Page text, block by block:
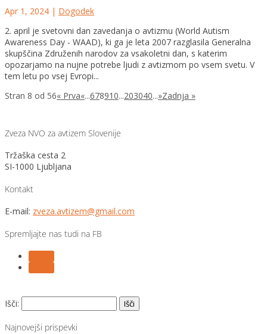
Apr 1, 2024 | Dogodek
2. april je svetovni dan zavedanja o avtizmu (World Autism
Awareness Day - WAAD), ki ga je leta 2007 razglasila Generalna
skupščina Združenih narodov za vsakoletni dan, s katerim
opozarjamo na nujne potrebe ljudi z avtizmom po vsem svetu. V
tem letu po vsej Evropi...
Stran 8 od 56« Prva«...678910...203040...»Zadnja »
Zveza NVO za avtizem Slovenije
Tržaška cesta 2
SI-1000 Ljubljana
Kontakt
E-mail: zveza.avtizem@gmail.com
Spremljajte nas tudi na FB
Išči:
Najnovejši prispevki